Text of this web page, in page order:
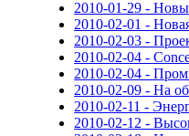
2010-01-29 -
2010-02-01 -
2010-02-03 -
2010-02-04 -
2010-02-04 -
2010-02-09 - На
2010-02-11 -
2010-02-12 -